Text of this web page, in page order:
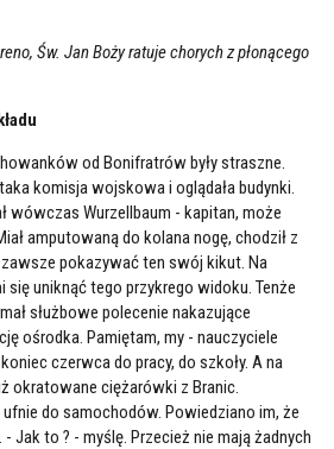
Św. Jan Boży ratuje chorych z płonącego
od Bonifratrów były straszne.
komisja wojskowa i oglądała budynki.
wówczas Wurzellbaum - kapitan, może
amputowaną do kolana nogę, chodził z
zawsze pokazywać ten swój kikut. Na
się uniknąć tego przykrego widoku. Tenże
służbowe polecenie nakazujące
ośrodka. Pamiętam, my - nauczyciele
czerwca do pracy, do szkoły. A na
okratowane ciężarówki z Branic.
ufnie do samochodów. Powiedziano im, że
Jak to ? - myślę. Przecież nie mają żadnych